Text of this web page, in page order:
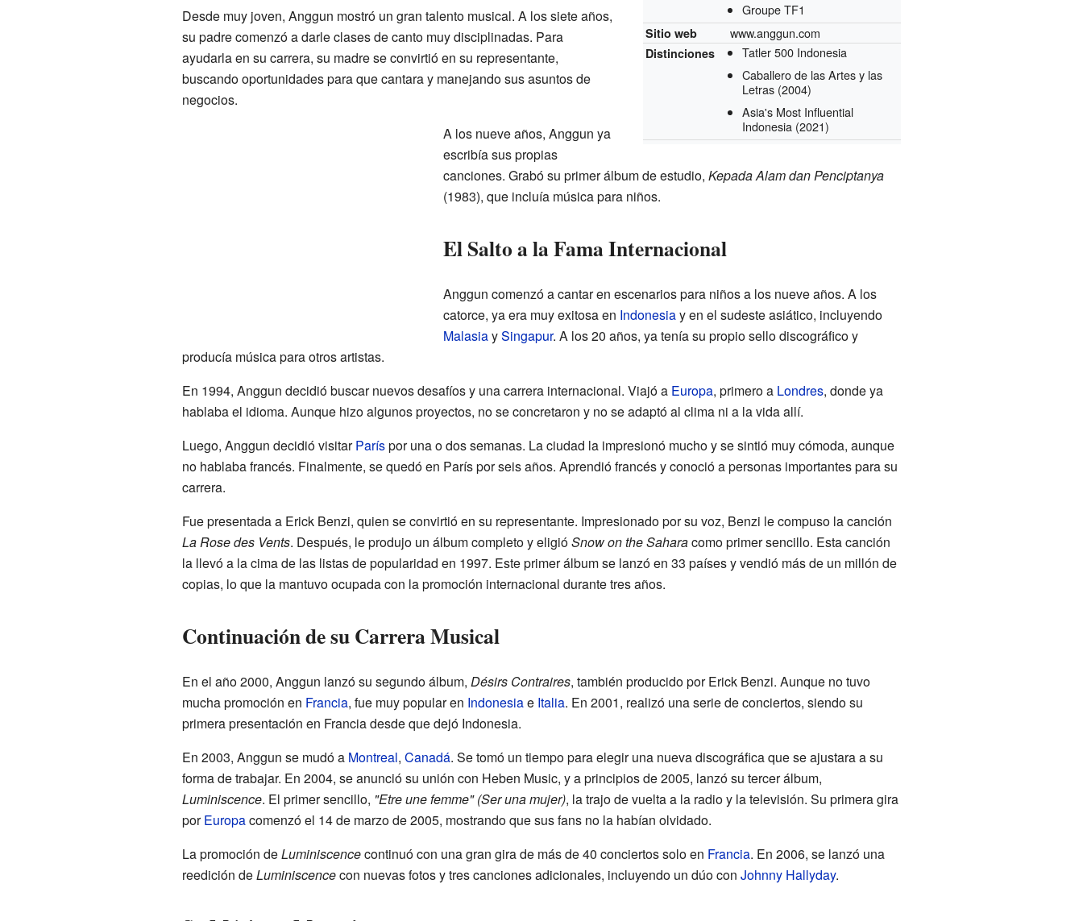
Groupe TF1
Sitio web www.anggun.com
Distinciones
Tatler 500 Indonesia
Caballero de las Artes y las
Letras (2004)
Asia's Most Influential
Indonesia (2021)
Desde muy joven, Anggun mostró un gran talento musical. A los siete años,
su padre comenzó a darle clases de canto muy disciplinadas. Para
ayudarla en su carrera, su madre se convirtió en su representante,
buscando oportunidades para que cantara y manejando sus asuntos de
negocios.
A los nueve años, Anggun ya
escribía sus propias
canciones. Grabó su primer álbum de estudio, Kepada Alam dan Penciptanya
(1983), que incluía música para niños.
El Salto a la Fama Internacional
Anggun comenzó a cantar en escenarios para niños a los nueve años. A los
catorce, ya era muy exitosa en Indonesiay en el sudeste asiático, incluyendo
MalasiaySingapur. A los 20 años, ya tenía su propio sello discográfico y
producía música para otros artistas.
En 1994, Anggun decidió buscar nuevos desafíos y una carrera internacional. Viajó a Europa, primero a Londres, donde ya
hablaba el idioma. Aunque hizo algunos proyectos, no se concretaron y no se adaptó al clima ni a la vida allí.
Luego, Anggun decidió visitarParíspor una o dos semanas. La ciudad la impresionó mucho y se sintió muy cómoda, aunque
no hablaba francés. Finalmente, se quedó en París por seis años. Aprendió francés y conoció a personas importantes para su
carrera.
Fue presentada a Erick Benzi, quien se convirtió en su representante. Impresionado por su voz, Benzi le compuso la canción
La Rose des Vents. Después, le produjo un álbum completo y eligióSnow on the Saharacomo primer sencillo. Esta canción
la llevó a la cima de las listas de popularidad en 1997. Este primer álbum se lanzó en 33 países y vendió más de un millón de
copias, lo que la mantuvo ocupada con la promoción internacional durante tres años.
Continuación de su Carrera Musical
En el año 2000, Anggun lanzó su segundo álbum, Désirs Contraires, también producido por Erick Benzi. Aunque no tuvo
mucha promoción en Francia, fue muy popular en Indonesiae Italia. En 2001, realizó una serie de conciertos, siendo su
primera presentación en Francia desde que dejó Indonesia.
En 2003, Anggun se mudó a Montreal, Canadá. Se tomó un tiempo para elegir una nueva discográfica que se ajustara a su
forma de trabajar. En 2004, se anunció su unión con Heben Music, y a principios de 2005, lanzó su tercer álbum,
Luminiscence. El primer sencillo, "Etre une femme" (Ser una mujer), la trajo de vuelta a la radio y la televisión. Su primera gira
porEuropacomenzó el 14 de marzo de 2005, mostrando que sus fans no la habían olvidado.
La promoción deLuminiscencecontinuó con una gran gira de más de 40 conciertos solo en Francia. En 2006, se lanzó una
reedición deLuminiscencecon nuevas fotos y tres canciones adicionales, incluyendo un dúo con Johnny Hallyday.